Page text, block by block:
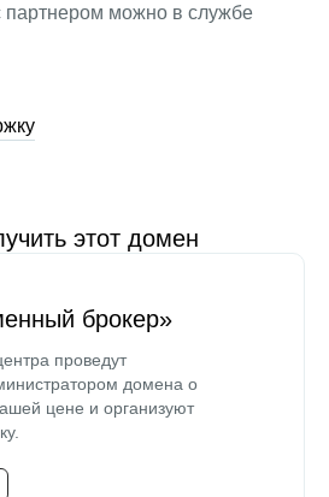
партнером можно в службе
этот домен
брокер»
проведут
домена о
цене и организуют